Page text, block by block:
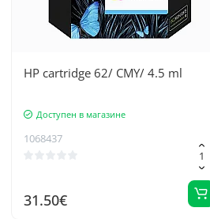
HP cartridge 62/ CMY/ 4.5 ml
Доступен в магазине
1068437
31.50€